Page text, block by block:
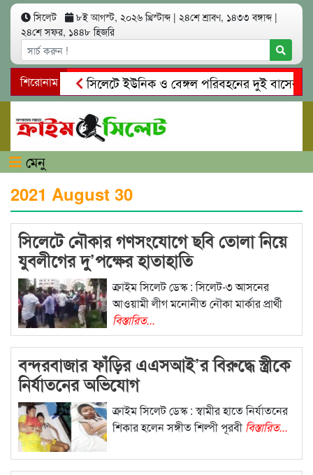
সিলেট ৮ই আগস্ট, ২০২৬ খ্রিস্টাব্দ | ২৪শে শ্রাবণ, ১৪৩৩ বঙ্গাব্দ |
২৪শে সফর, ১৪৪৮ হিজরি
শিরোনাম
সিলেটে ইউনিক ও বেঙ্গল পরিবহনের দুই বাসের
গোয়াইনঘাটে প্রেমের ফাঁদে তরুণী পাচার: মাদকাসক্ত
মেনু
2021 August 30
সিলেটে নৌকার গণসংযোগে ছবি তোলা নিয়ে
যুবলীগের দু’পক্ষের হাতাহাতি
ক্রাইম সিলেট ডেস্ক : সিলেট-৩ আসনের
আওয়ামী লীগ মনোনীত নৌকা মার্কার প্রার্থী
বিস্তারিত...
বন্দরবাজার ফাঁড়ির এএসআই’র বিরুদ্ধে স্ত্রীকে
নির্যাতনের অভিযোগ
ক্রাইম সিলেট ডেস্ক : স্বামীর হাতে নির্যাতনের
শিকার হলেন সঙ্গীত শিল্পী পূরবীবিস্তারিত...